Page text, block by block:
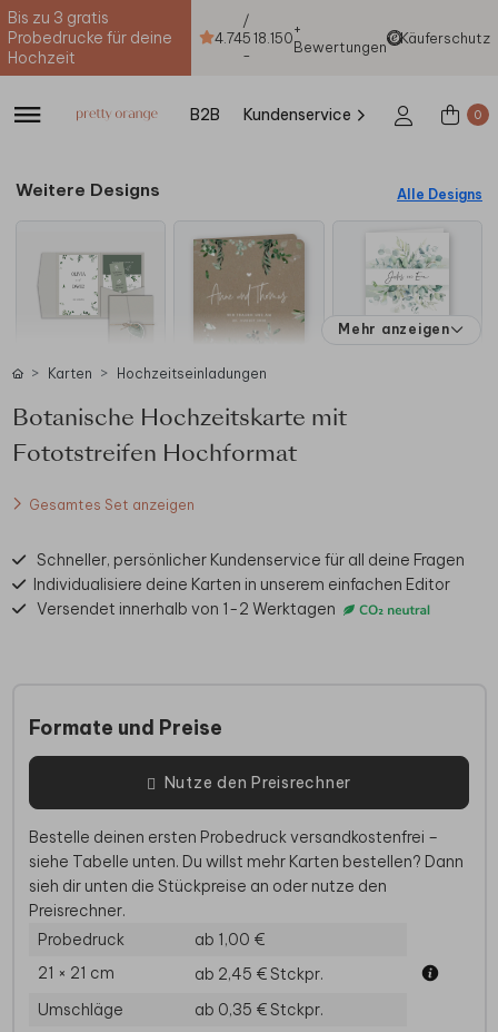
Bis zu 3 gratis
Probedrucke für deine
Hochzeit
4.74
/
5
-
18.150+
Bewertungen
Käuferschutz
B2B Kundenservice 0
Weitere Designs Alle Designs
Mehr anzeigen
Karten Hochzeitseinladungen
Botanische Hochzeitskarte mit
Fototstreifen Hochformat
Gesamtes Set anzeigen
Schneller, persönlicher Kundenservice für all deine Fragen
Individualisiere deine Karten in unserem einfachen Editor
Versendet innerhalb von 1-2 Werktagen
Formate und Preise
Nutze den Preisrechner
Bestelle deinen ersten Probedruck versandkostenfrei –
siehe Tabelle unten. Du willst mehr Karten bestellen? Dann
sieh dir unten die Stückpreise an oder nutze den
Preisrechner.
Probedruck
ab 1,00 €
21 × 21 cm
ab 2,45 €Stckpr.
Umschläge
ab 0,35 €Stckpr.